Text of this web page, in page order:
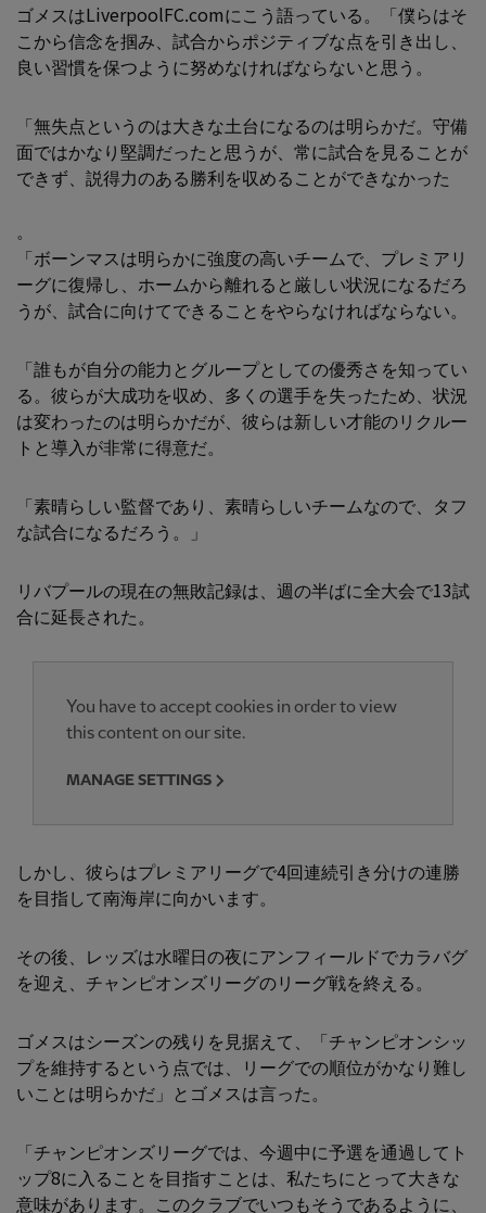
ゴメスはLiverpoolFC.comにこう語っている。「僕らはそ
こから信念を掴み、試合からポジティブな点を引き出し、
良い習慣を保つように努めなければならないと思う。
「無失点というのは大きな土台になるのは明らかだ。守備
面ではかなり堅調だったと思うが、常に試合を見ることが
できず、説得力のある勝利を収めることができなかった
。
「ボーンマスは明らかに強度の高いチームで、プレミアリ
ーグに復帰し、ホームから離れると厳しい状況になるだろ
うが、試合に向けてできることをやらなければならない。
「誰もが自分の能力とグループとしての優秀さを知ってい
る。彼らが大成功を収め、多くの選手を失ったため、状況
は変わったのは明らかだが、彼らは新しい才能のリクルー
トと導入が非常に得意だ。
「素晴らしい監督であり、素晴らしいチームなので、タフ
な試合になるだろう。」
リバプールの現在の無敗記録は、週の半ばに全大会で13試
合に延長された。
You have to accept cookies in order to view
this content on our site.
MANAGE SETTINGS
しかし、彼らはプレミアリーグで4回連続引き分けの連勝
を目指して南海岸に向かいます。
その後、レッズは水曜日の夜にアンフィールドでカラバグ
を迎え、チャンピオンズリーグのリーグ戦を終える。
ゴメスはシーズンの残りを見据えて、「チャンピオンシッ
プを維持するという点では、リーグでの順位がかなり難し
いことは明らかだ」とゴメスは言った。
「チャンピオンズリーグでは、今週中に予選を通過してト
ップ8に入ることを目指すことは、私たちにとって大きな
意味があります。このクラブでいつもそうであるように、